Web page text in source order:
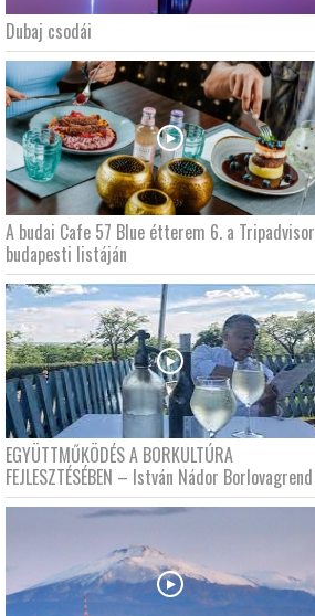
Dubaj csodái
A budai Cafe 57 Blue étterem 6. a Tripadvisor
budapesti listáján
EGYÜTTMŰKÖDÉS A BORKULTÚRA
FEJLESZTÉSÉBEN – István Nádor Borlovagrend